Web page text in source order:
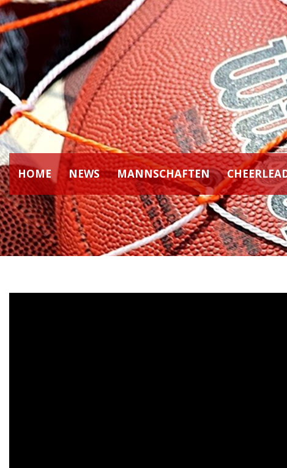
HOME NEWS MANNSCHAFTEN